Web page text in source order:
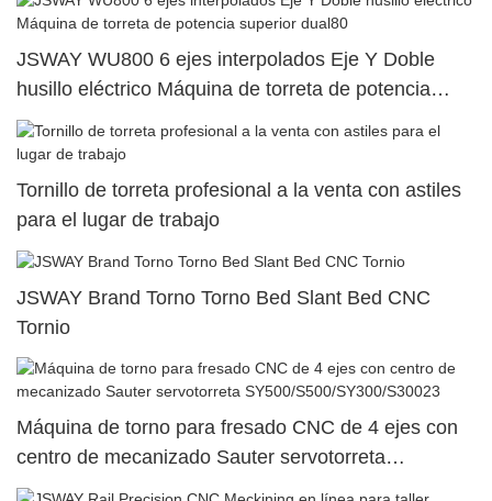
JSWAY WU800 6 ejes interpolados Eje Y Doble
husillo eléctrico Máquina de torreta de potencia
superior dual80
Tornillo de torreta profesional a la venta con astiles
para el lugar de trabajo
JSWAY Brand Torno Torno Bed Slant Bed CNC
Tornio
Máquina de torno para fresado CNC de 4 ejes con
centro de mecanizado Sauter servotorreta
SY500/S500/SY300/S30023